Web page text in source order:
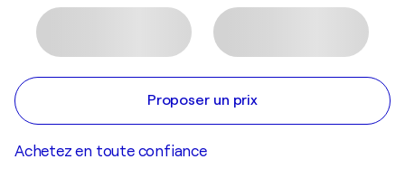
Proposer un prix
Achetez en toute confiance